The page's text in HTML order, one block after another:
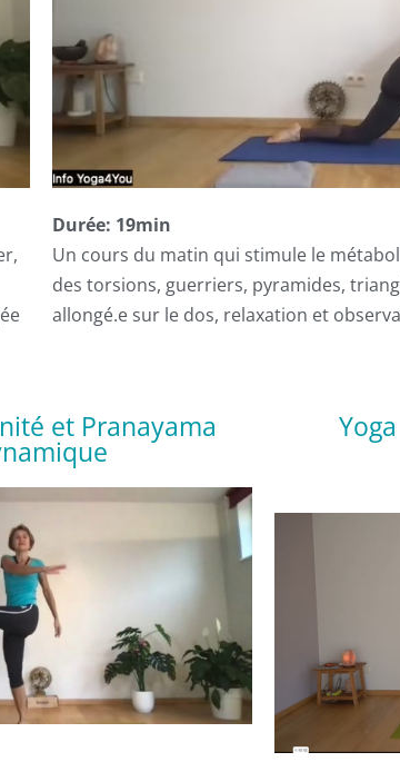
Durée: 19min
Un cours du matin qui stimule le
des torsions, guerriers, pyramides,
allongé.e sur le dos, relaxation et
et Pranayama